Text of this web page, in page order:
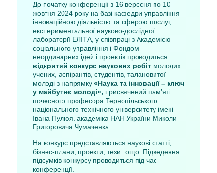
До початку конференції з 16 вересня по 10
жовтня 2024 року на базі кафедри управління
інноваційною діяльністю та сферою послуг,
експериментальної науково-дослідної
лабораторії ЕЛІТА, у співпраці з Академією
соціального управління і Фондом
неординарних ідей і проектів проводиться
відкритий конкурс наукових робіт молодих
учених, аспірантів, студентів, талановитої
молоді з напрямку «Наука та інновації – ключ
у майбутнє молоді», присвячений пам’яті
почесного професора Тернопільського
національного технічного університету імені
Івана Пулюя, академіка НАН України Миколи
Григоровича Чумаченка.
На конкурс представляються наукові статті,
бізнес-плани, проекти, тези тощо. Підведення
підсумків конкурсу проводиться під час
конференції.